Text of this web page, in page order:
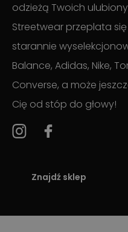
odzieżą Twoich
Streetwear przeplata
starannie
Balance, Adidas, Nike,
Converse, a może
Cię od stóp do głowy!
Znajdź sklep